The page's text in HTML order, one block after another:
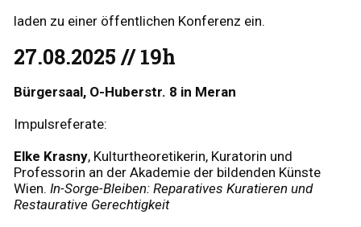
laden zu einer öffentlichen Konferenz ein.
27.08.2025 // 19h
Bürgersaal, O-Huberstr. 8 in Meran
Impulsreferate:
Elke Krasny, Kulturtheoretikerin, Kuratorin und
Professorin an der Akademie der bildenden Künste
Wien. In-Sorge-Bleiben: Reparatives Kuratieren und
Restaurative Gerechtigkeit